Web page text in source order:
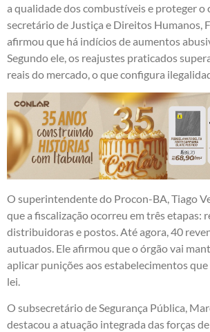
a qualidade dos combustíveis e proteger o
secretário de Justiça e Direitos Humanos,
afirmou que há indícios de aumentos
Segundo ele, os reajustes praticados
reais do mercado, o que configura
O superintendente do Procon-BA, Tiago
que a fiscalização ocorreu em três etapas:
distribuidoras e postos. Até agora, 40
autuados. Ele afirmou que o órgão vai
aplicar punições aos estabelecimentos
lei.
O subsecretário de Segurança Pública,
destacou a atuação integrada das forças